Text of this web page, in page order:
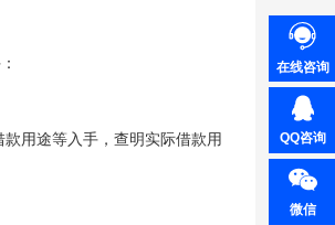
用途等入手，查明实际借款用
在线咨询
QQ咨询
微信